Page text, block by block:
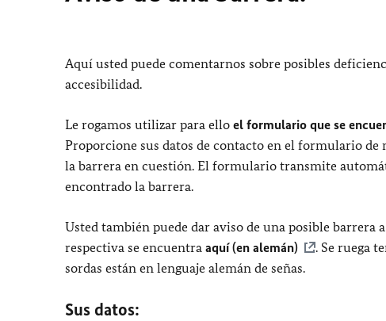
Aquí usted puede comentarnos sobre posibles
accesibilidad.
Le rogamos utilizar para ello el formulario que se
Proporcione sus datos de contacto en el formulario de
la barrera en cuestión. El formulario transmite
encontrado la barrera.
Usted también puede dar aviso de una posible barrera
respectiva se encuentra aquí (en alemán)
. Se ruega
sordas están en lenguaje alemán de señas.
Sus datos: